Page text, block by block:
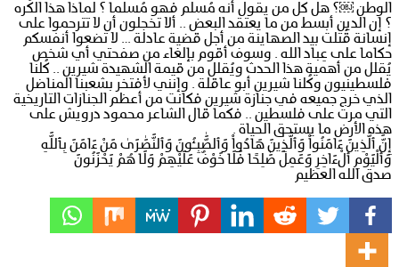
الوطن ￼؟ هل كل من يقول أنه مُسلم فهو مُسلما ؟ لماذا هذا الكُره
؟ إن الدين أبسط من ما يعتقد البعض .. ألا تخجلون أن لا تترحموا على
إنسانة قُتلت بيد الصهاينة من أجل قضية عادلة … لا تضعوا أنفسكم
حكاما على عِباد الله . وسوف أقوم بإلغاء من صفحتي أي شخص
يُقلل من أهمية هذا الحدث ويُقلل من قيمة الشهيدة شيرين .. كُلنا
فلسطينيون وكُلنا شيرين أبو عاقلة . وإنني لأفتخر بشعبنا المناضل
الذي خرج جميعه في جنازة شيرين فكانت من أعظم الجنازات التاريخية
التي مرت على فلسطين .. فكما قال الشاعر محمود درويش على
هذه الأرض ما يستحق الحياة .
إِنَّ ٱلَّذِينَ ءَامَنُواْ وَٱلَّذِينَ هَادُواْ وَٱلصَّٰبِـُٔونَ وَٱلنَّصَٰرَىٰ مَنْ ءَامَنَ بِٱللَّهِ
وَٱلْيَوْمِ ٱلْءَاخِرِ وَعَمِلَ صَٰلِحًا فَلَا خَوْفٌ عَلَيْهِمْ وَلَا هُمْ يَحْزَنُونَ
صدق الله العظيم